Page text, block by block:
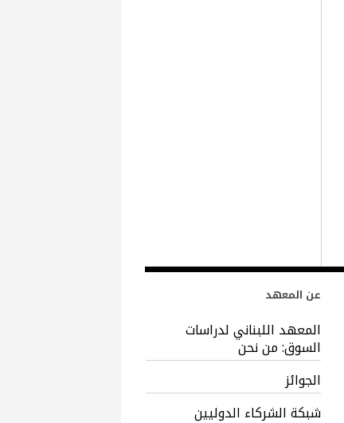
عن المعهد
المعهد اللبناني لدراسات
السوق: من نحن
الجوائز
شبكة الشركاء الدوليين